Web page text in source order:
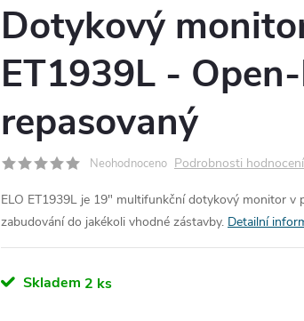
Dotykový
ET1939L -
repasovaný
Neohodnoceno Podrobnosti hodnocení
ELO ET1939L je 19" multifunkční dotykový monitor v
zabudování do jakékoli vhodné zástavby. Detailní
Skladem 2 ks